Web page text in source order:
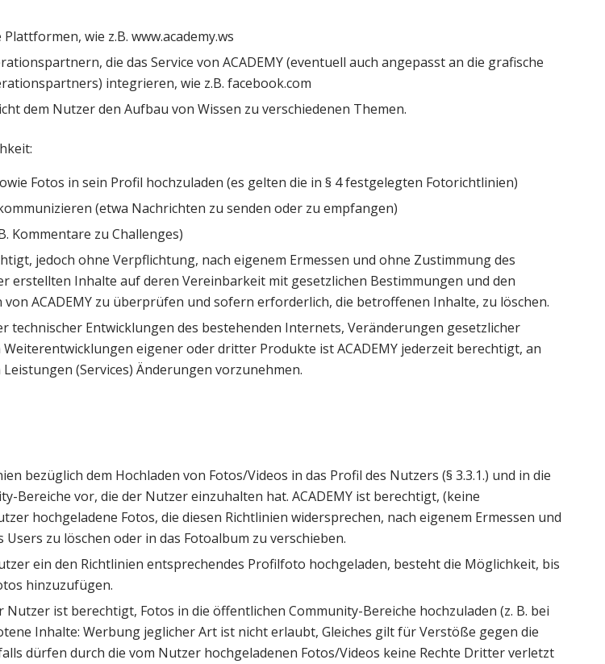
wie z.B. www.academy.ws
die das Service von ACADEMY (eventuell auch angepasst an die grafische
integrieren, wie z.B. facebook.com
dem Nutzer den Aufbau von Wissen zu verschiedenen Themen.
Fotos in sein Profil hochzuladen (es gelten die in § 4 festgelegten Fotorichtlinien)
(etwa Nachrichten zu senden oder zu empfangen)
Kommentare zu Challenges)
jedoch ohne Verpflichtung, nach eigenem Ermessen und ohne Zustimmung des
erstellten Inhalte auf deren Vereinbarkeit mit gesetzlichen Bestimmungen und den
ACADEMY zu überprüfen und sofern erforderlich, die betroffenen Inhalte, zu löschen.
technischer Entwicklungen des bestehenden Internets, Veränderungen gesetzlicher
eigener oder dritter Produkte ist ACADEMY jederzeit berechtigt, an
(Services) Änderungen vorzunehmen.
bezüglich dem Hochladen von Fotos/Videos in das Profil des Nutzers (§ 3.3.1.) und in die
Bereiche vor, die der Nutzer einzuhalten hat. ACADEMY ist berechtigt, (keine
hochgeladene Fotos, die diesen Richtlinien widersprechen, nach eigenem Ermessen und
zu löschen oder in das Fotoalbum zu verschieben.
ein den Richtlinien entsprechendes Profilfoto hochgeladen, besteht die Möglichkeit, bis
hinzuzufügen.
Nutzer ist berechtigt, Fotos in die öffentlichen Community-Bereiche hochzuladen (z. B. bei
Inhalte: Werbung jeglicher Art ist nicht erlaubt, Gleiches gilt für Verstöße gegen die
dürfen durch die vom Nutzer hochgeladenen Fotos/Videos keine Rechte Dritter verletzt